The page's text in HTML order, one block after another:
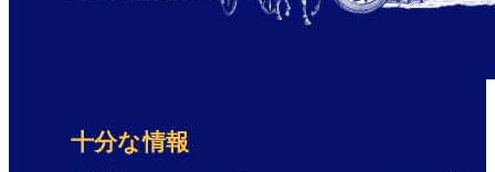
十分な情報